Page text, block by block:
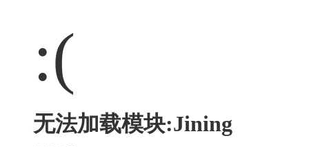
:(
无法加载模块:Jining